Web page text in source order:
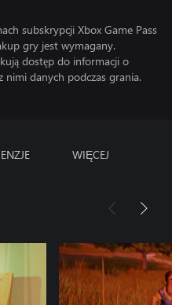
subskrypcji Xbox Game Pass
gry jest wymagany.
dostęp do informacji o
danych podczas grania.
WIĘCEJ